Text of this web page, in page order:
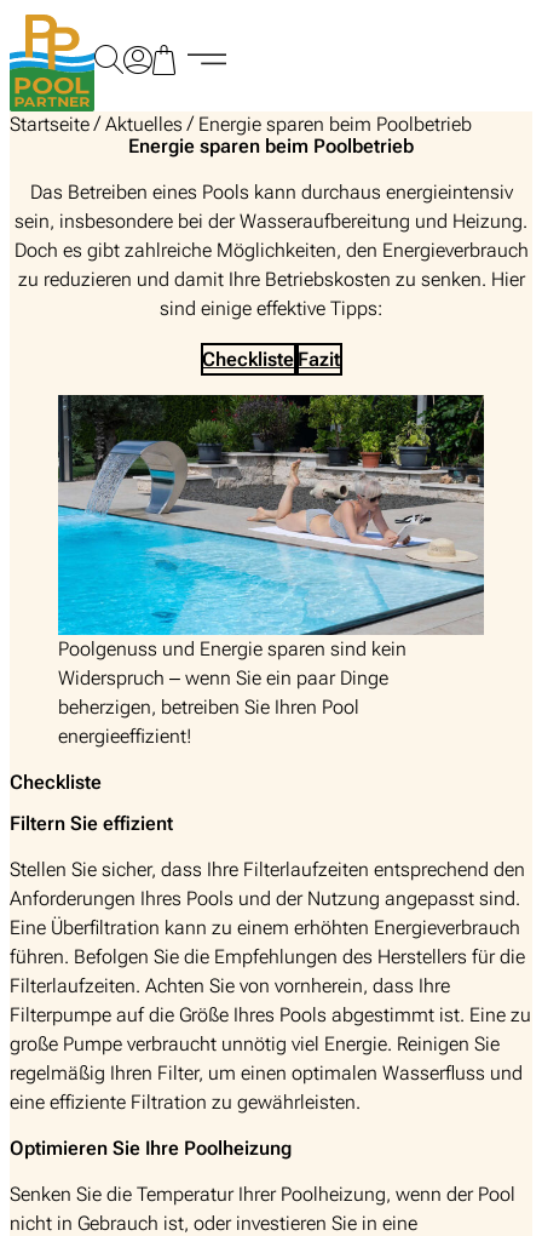
Zum
Inhalt
springen
Startseite/Aktuelles / Energie sparen beim Poolbetrieb
Energie sparen beim Poolbetrieb
Das Betreiben eines Pools kann durchaus energieintensiv
sein, insbesondere bei der Wasseraufbereitung und Heizung.
Doch es gibt zahlreiche Möglichkeiten, den Energieverbrauch
zu reduzieren und damit Ihre Betriebskosten zu senken. Hier
sind einige effektive Tipps:
Checkliste Fazit
Poolgenuss und Energie sparen sind kein
Widerspruch – wenn Sie ein paar Dinge
beherzigen, betreiben Sie Ihren Pool
energieeffizient!
Checkliste
Filtern Sie effizient
Stellen Sie sicher, dass Ihre Filterlaufzeiten entsprechend den
Anforderungen Ihres Pools und der Nutzung angepasst sind.
Eine Überfiltration kann zu einem erhöhten Energieverbrauch
führen. Befolgen Sie die Empfehlungen des Herstellers für die
Filterlaufzeiten. Achten Sie von vornherein, dass Ihre
Filterpumpe auf die Größe Ihres Pools abgestimmt ist. Eine zu
große Pumpe verbraucht unnötig viel Energie. Reinigen Sie
regelmäßig Ihren Filter, um einen optimalen Wasserfluss und
eine effiziente Filtration zu gewährleisten.
Optimieren Sie Ihre Poolheizung
Senken Sie die Temperatur Ihrer Poolheizung, wenn der Pool
nicht in Gebrauch ist, oder investieren Sie in eine